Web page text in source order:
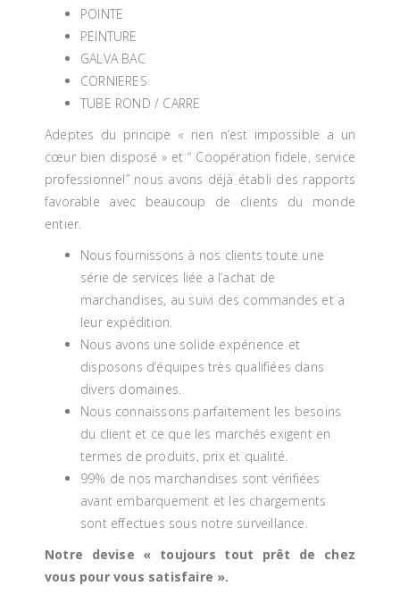
POINTE
PEINTURE
GALVA BAC
CORNIERES
TUBE ROND / CARRE
Adeptes du principe « rien n’est impossible a un
cœur bien disposé » et “ Coopération fidele, service
professionnel” nous avons déjà établi des rapports
favorable avec beaucoup de clients du monde
entier.
Nous fournissons à nos clients toute une
série de services liée a l’achat de
marchandises, au suivi des commandes et a
leur expédition.
Nous avons une solide expérience et
disposons d’équipes très qualifiées dans
divers domaines.
Nous connaissons parfaitement les besoins
du client et ce que les marchés exigent en
termes de produits, prix et qualité.
99% de nos marchandises sont vérifiées
avant embarquement et les chargements
sont effectues sous notre surveillance.
Notre devise « toujours tout prêt de chez
vous pour vous satisfaire ».